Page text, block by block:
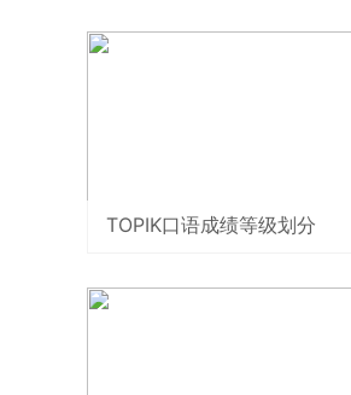
TOPIK口语成绩等级划分